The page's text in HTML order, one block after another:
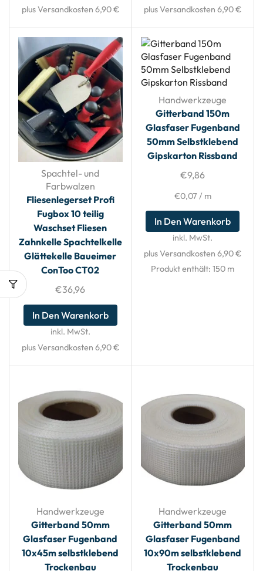
plus Versandkosten 6,90 €
plus Versandkosten 6,90 €
Spachtel- und
Farbwalzen
Fliesenlegerset Profi
Fugbox 10 teilig
Waschset Fliesen
Zahnkelle Spachtelkelle
Glättekelle Baueimer
ConToo CT02
€36,96
In Den Warenkorb
inkl. MwSt.
plus Versandkosten 6,90 €
Handwerkzeuge
Gitterband 150m
Glasfaser Fugenband
50mm Selbstklebend
Gipskarton Rissband
€9,86
€0,07 / m
In Den Warenkorb
inkl. MwSt.
plus Versandkosten 6,90 €
Produkt enthält: 150 m
Handwerkzeuge
Gitterband 50mm
Glasfaser Fugenband
10x45m selbstklebend
Trockenbau
Handwerkzeuge
Gitterband 50mm
Glasfaser Fugenband
10x90m selbstklebend
Trockenbau